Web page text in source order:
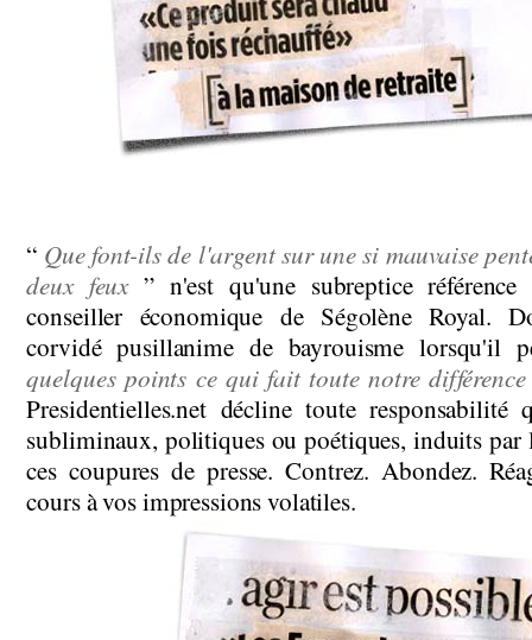
“ Que font-ils de l'argent sur une si mauvaise
deux feux” n'est qu'une subreptice
conseiller économique de Ségolène Royal.
corvidé pusillanime de bayrouisme
quelques points ce qui fait toute notre différence
Presidentielles.net décline toute responsabilité
subliminaux, politiques ou poétiques, induits par
ces coupures de presse. Contrez. Abondez.
cours à vos impressions volatiles.